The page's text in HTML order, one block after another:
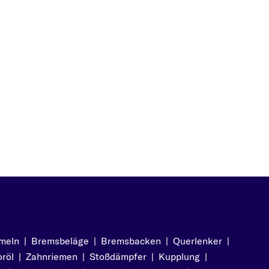
| Bremsbeläge | Bremsbacken | Querlenker |
| Zahnriemen | Stoßdämpfer | Kupplung |